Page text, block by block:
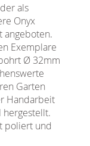
als
Onyx
angeboten.
Exemplare
Ø 32mm
Garten
Handarbeit
poliert und